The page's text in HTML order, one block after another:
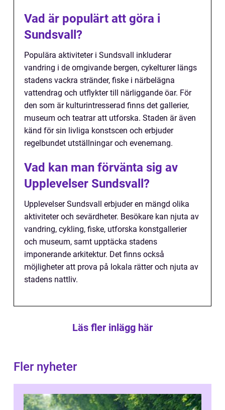
Vad är populärt att göra i
Sundsvall?
Populära aktiviteter i Sundsvall inkluderar
vandring i de omgivande bergen, cykelturer längs
stadens vackra stränder, fiske i närbelägna
vattendrag och utflykter till närliggande öar. För
den som är kulturintresserad finns det gallerier,
museum och teatrar att utforska. Staden är även
känd för sin livliga konstscen och erbjuder
regelbundet utställningar och evenemang.
Vad kan man förvänta sig av
Upplevelser Sundsvall?
Upplevelser Sundsvall erbjuder en mängd olika
aktiviteter och sevärdheter. Besökare kan njuta av
vandring, cykling, fiske, utforska konstgallerier
och museum, samt upptäcka stadens
imponerande arkitektur. Det finns också
möjligheter att prova på lokala rätter och njuta av
stadens nattliv.
Läs fler inlägg här
Fler nyheter